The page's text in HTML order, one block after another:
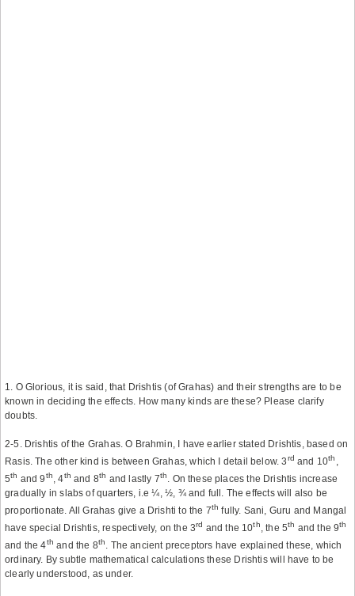
1. O Glorious, it is said, that Drishtis (of Grahas) and their strengths are to be
known in deciding the effects. How many kinds are these? Please clarify
doubts.
2-5. Drishtis of the Grahas. O Brahmin, I have earlier stated Drishtis, based on
Rasis. The other kind is between Grahas, which I detail below. 3rd and 10th ,
5th and 9th, 4th and 8th and lastly 7th. On these places the Drishtis increase
gradually in slabs of quarters, i.e ¼, ½, ¾ and full. The effects will also be
proportionate. All Grahas give a Drishti to the 7th fully. Sani, Guru and Mangal
have special Drishtis, respectively, on the 3rd and the 10th, the 5th and the 9th
and the 4th and the 8th. The ancient preceptors have explained these, which
ordinary. By subtle mathematical calculations these Drishtis will have to be
clearly understood, as under.